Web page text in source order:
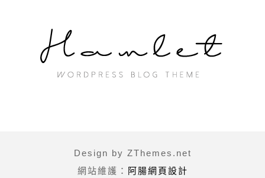
Design by ZThemes.net
網站維護： 阿腸網頁設計